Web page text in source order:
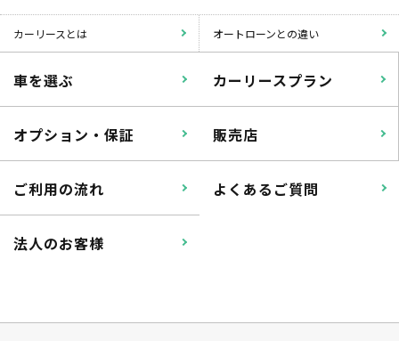
カーリースとは オートローンとの違い
車を選ぶ カーリースプラン
オプション・保証 販売店
ご利用の流れ よくあるご質問
法人のお客様